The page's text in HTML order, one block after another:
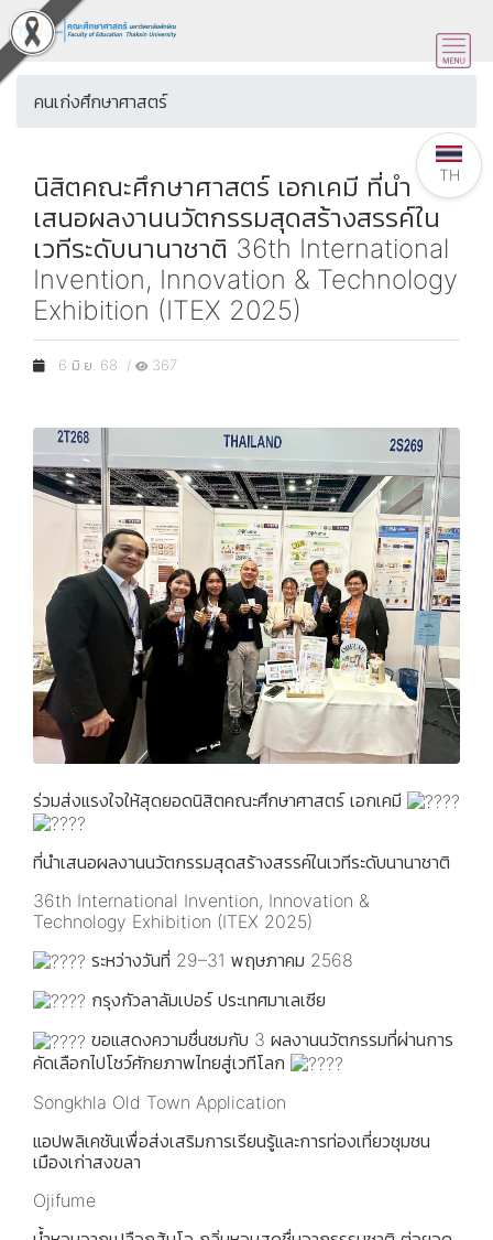
คนเก่งศึกษาศาสตร์
นิสิตคณะศึกษาศาสตร์ เอกเคมี ที่นำ
เสนอผลงานนวัตกรรมสุดสร้างสรรค์ใน
เวทีระดับนานาชาติ 36th International
Invention, Innovation & Technology
Exhibition (ITEX 2025)
6 มิ.ย. 68 / 367
ร่วมส่งแรงใจให้สุดยอดนิสิตคณะศึกษาศาสตร์ เอกเคมี
ที่นำเสนอผลงานนวัตกรรมสุดสร้างสรรค์ในเวทีระดับนานาชาติ
36th International Invention, Innovation &
Technology Exhibition (ITEX 2025)
ระหว่างวันที่ 29–31 พฤษภาคม 2568
กรุงกัวลาลัมเปอร์ ประเทศมาเลเซีย
ขอแสดงความชื่นชมกับ 3 ผลงานนวัตกรรมที่ผ่านการ
คัดเลือกไปโชว์ศักยภาพไทยสู่เวทีโลก
Songkhla Old Town Application
แอปพลิเคชันเพื่อส่งเสริมการเรียนรู้และการท่องเที่ยวชุมชน
เมืองเก่าสงขลา
Ojifume
TH